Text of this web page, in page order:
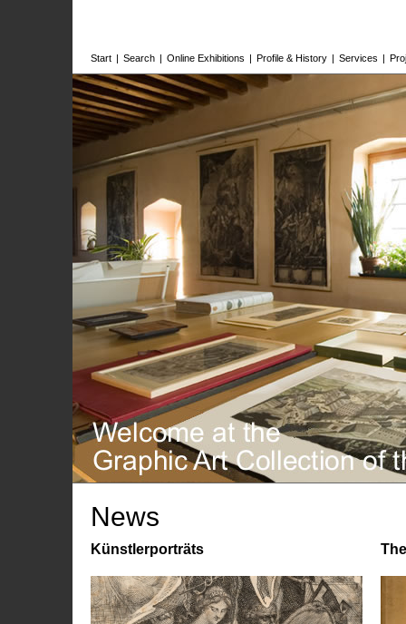
Start | Search | Online Exhibitions | Profile & History | Services |
News
Künstlerporträts